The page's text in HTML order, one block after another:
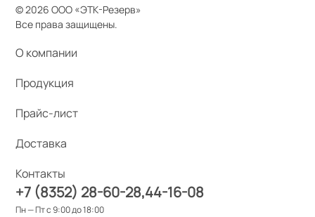
© 2026 ООО «ЭТК-Резерв»
Все права защищены.
О компании
Продукция
Прайс-лист
Доставка
Контакты
+7 (8352) 28-60-28 44-16-08
Пн — Пт с 9:00 до 18:00